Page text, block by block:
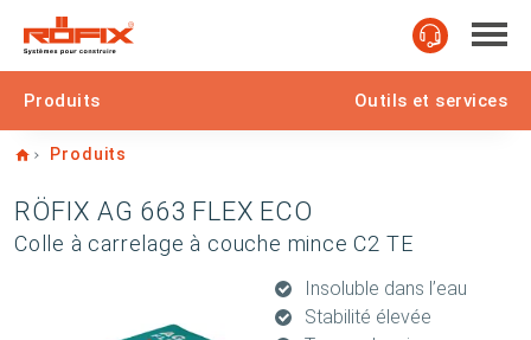
Produits Outils et services
Home
Produits
RÖFIX AG 663 FLEX ECO
Colle à carrelage à couche mince C2 TE
Insoluble dans l’eau
Stabilité élevée